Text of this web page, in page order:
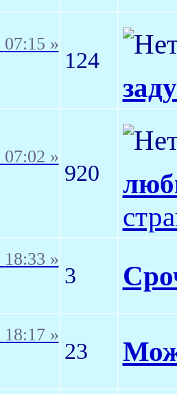
07:15 »
124
07:02 »
920
18:33 »
3
18:17 »
23